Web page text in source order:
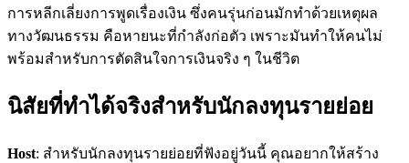
การหลีกเลี่ยงการพูดเรื่องเงิน ซึ่งคนรุ่นก่อนมักทำด้วยเหตุผล
ทางวัฒนธรรม คือหายนะที่กำลังก่อตัว เพราะมันทำให้คนไม่
พร้อมสำหรับการตัดสินใจการเงินจริง ๆ ในชีวิต
นิสัยที่ทำได้จริงสำหรับนักลงทุนรายย่อย
Host: สำหรับนักลงทุนรายย่อยที่ฟังอยู่วันนี้ คุณอยากให้สร้าง